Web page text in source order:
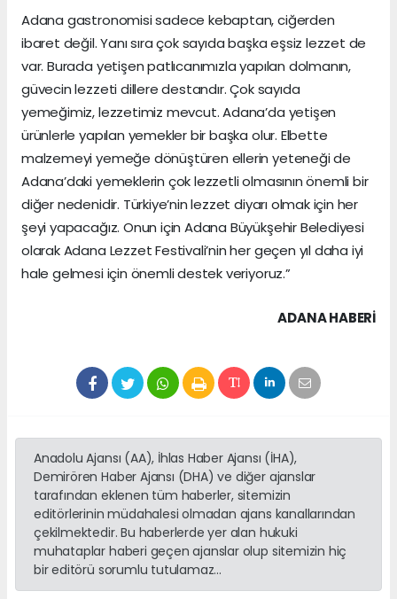
Adana gastronomisi sadece kebaptan, ciğerden
ibaret değil. Yanı sıra çok sayıda başka eşsiz lezzet de
var. Burada yetişen patlıcanımızla yapılan dolmanın,
güvecin lezzeti dillere destandır. Çok sayıda
yemeğimiz, lezzetimiz mevcut. Adana’da yetişen
ürünlerle yapılan yemekler bir başka olur. Elbette
malzemeyi yemeğe dönüştüren ellerin yeteneği de
Adana’daki yemeklerin çok lezzetli olmasının önemli bir
diğer nedenidir. Türkiye’nin lezzet diyarı olmak için her
şeyi yapacağız. Onun için Adana Büyükşehir Belediyesi
olarak Adana Lezzet Festivali’nin her geçen yıl daha iyi
hale gelmesi için önemli destek veriyoruz.”
ADANA HABERİ
Anadolu Ajansı (AA), İhlas Haber Ajansı (İHA),
Demirören Haber Ajansı (DHA) ve diğer ajanslar
tarafından eklenen tüm haberler, sitemizin
editörlerinin müdahalesi olmadan ajans kanallarından
çekilmektedir. Bu haberlerde yer alan hukuki
muhataplar haberi geçen ajanslar olup sitemizin hiç
bir editörü sorumlu tutulamaz...